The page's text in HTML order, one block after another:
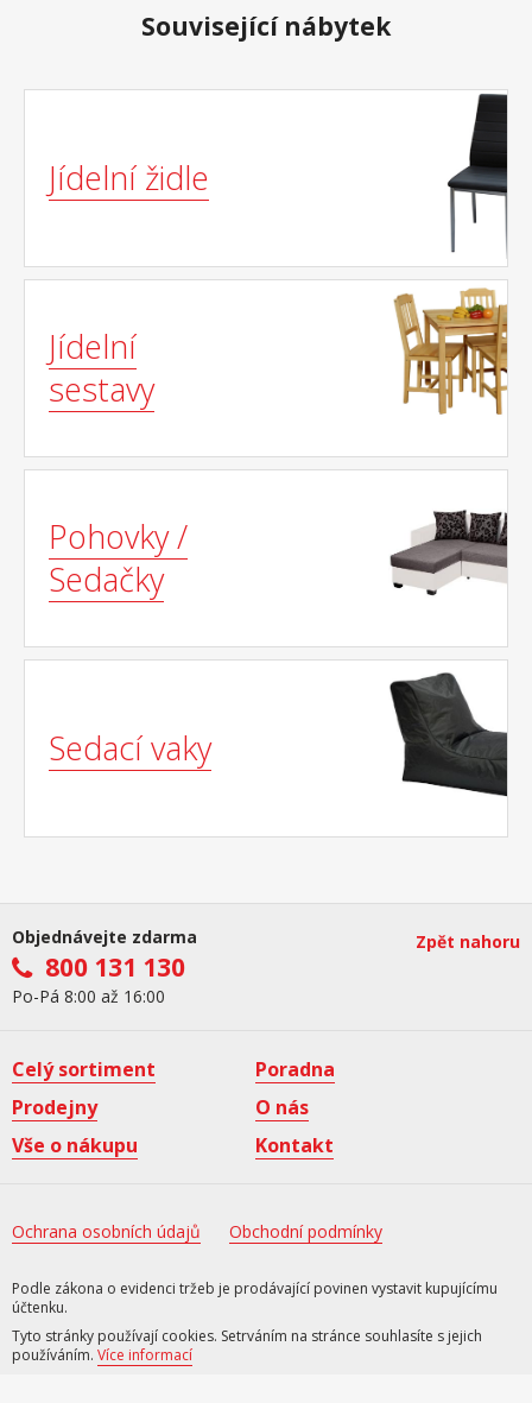
Související nábytek
Jídelní židle
Jídelní
sestavy
Pohovky /
Sedačky
Sedací vaky
Objednávejte zdarma
800 131 130
Po-Pá 8:00 až 16:00
Zpět nahoru
Celý sortiment
Poradna
Prodejny
O nás
Vše o nákupu
Kontakt
Ochrana osobních údajů Obchodní podmínky
Podle zákona o evidenci tržeb je prodávající povinen vystavit kupujícímu
účtenku.
Tyto stránky používají cookies. Setrváním na stránce souhlasíte s jejich
používáním. Více informací